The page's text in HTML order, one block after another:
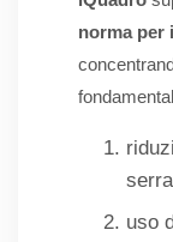
norma per
uso